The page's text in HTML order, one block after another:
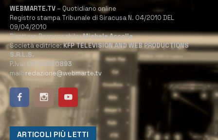
WEBMARTE.TV – Quotidiano online
Registro stampa Tribunale di Siracusa N. 04/2010 DEL
09/04/2010
Direttore Responsabile:Michele Accolla
Società editrice:KFP TELEVISION AND WEB PRODUCTIONS
S.R.L.S.
P.Iva: 02184950893
mail: redazione@webmarte.tv
ARTICOLI PIÙ LETTI